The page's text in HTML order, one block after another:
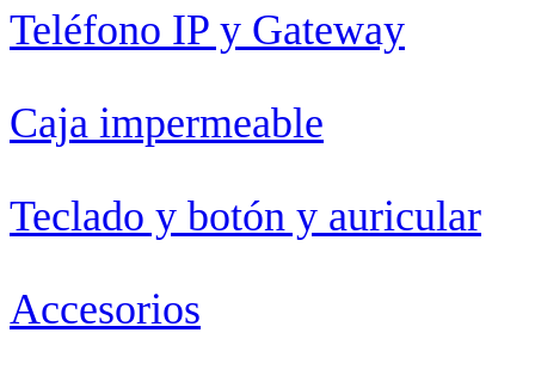
Teléfono IP y Gateway
Caja impermeable
Teclado y botón y auricular
Accesorios